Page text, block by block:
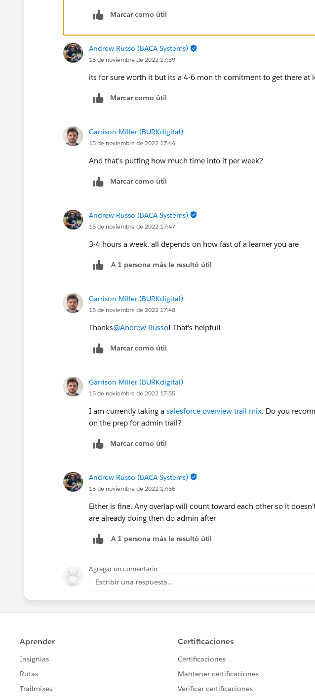
Marcar como útil
Andrew Russo (BACA Systems)
15 de noviembre de 2022 17:39
its for sure worth it but its a 4-6 mon th comitment to get there at
Marcar como útil
Garrison Miller (BURKdigital)
15 de noviembre de 2022 17:44
And that's putting how much time into it per week?
Marcar como útil
Andrew Russo (BACA Systems)
15 de noviembre de 2022 17:47
3-4 hours a week. all depends on how fast of a learner you are
A 1 persona más le resultó útil
Garrison Miller (BURKdigital)
15 de noviembre de 2022 17:48
Thanks@Andrew Russo! That's helpful!
Marcar como útil
Garrison Miller (BURKdigital)
15 de noviembre de 2022 17:55
I am currently taking a salesforce overview trail mix. Do you
on the prep for admin trail?
Marcar como útil
Andrew Russo (BACA Systems)
15 de noviembre de 2022 17:56
Either is fine. Any overlap will count toward each other so it
are already doing then do admin after
A 1 persona más le resultó útil
Agregar un comentario
Escribir una respuesta...